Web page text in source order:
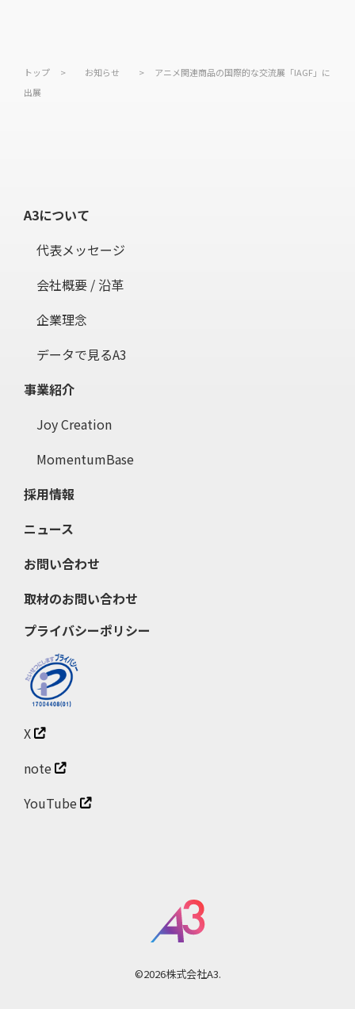
トップ > お知らせ > アニメ関連商品の国際的な交流展「IAGF」に
出展
A3について
代表メッセージ
会社概要 / 沿革
企業理念
データで見るA3
事業紹介
Joy Creation
MomentumBase
採用情報
ニュース
お問い合わせ
取材のお問い合わせ
プライバシーポリシー
X
note
YouTube
©2026株式会社A3.